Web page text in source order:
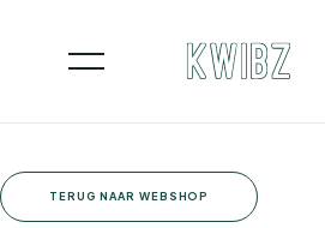
TERUG NAAR WEBSHOP